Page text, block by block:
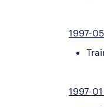
1997-
1997-